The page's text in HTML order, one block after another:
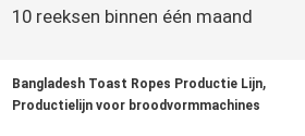
10 reeksen binnen één maand
Bangladesh Toast Ropes Productie Lijn,
Productielijn voor broodvormmachines